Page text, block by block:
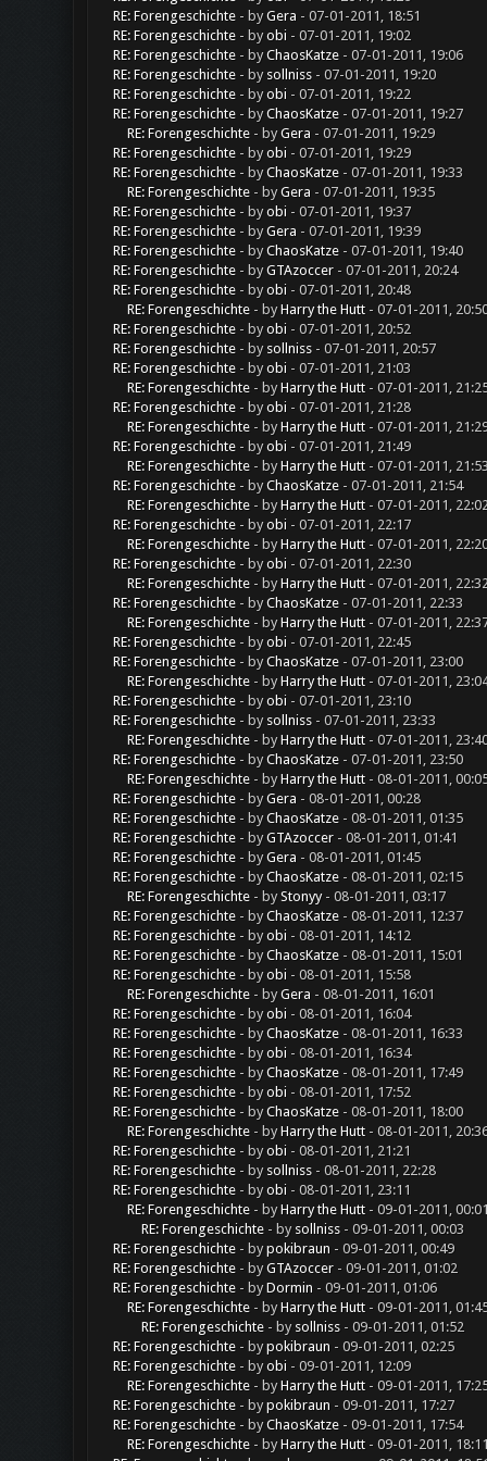
RE: Forengeschichte - byGera - 07-01-2011, 18:51
RE: Forengeschichte - byobi- 07-01-2011, 19:02
RE: Forengeschichte - byChaosKatze- 07-01-2011, 19:06
RE: Forengeschichte - by sollniss- 07-01-2011, 19:20
RE: Forengeschichte - byobi- 07-01-2011, 19:22
RE: Forengeschichte - byChaosKatze- 07-01-2011, 19:27
RE: Forengeschichte - byGera - 07-01-2011, 19:29
RE: Forengeschichte - byobi- 07-01-2011, 19:29
RE: Forengeschichte - byChaosKatze- 07-01-2011, 19:33
RE: Forengeschichte - byGera - 07-01-2011, 19:35
RE: Forengeschichte - byobi- 07-01-2011, 19:37
RE: Forengeschichte - byGera - 07-01-2011, 19:39
RE: Forengeschichte - byChaosKatze- 07-01-2011, 19:40
RE: Forengeschichte - byGTAzoccer- 07-01-2011, 20:24
RE: Forengeschichte - byobi- 07-01-2011, 20:48
RE: Forengeschichte - byHarry the Hutt- 07-01-2011,
RE: Forengeschichte - byobi- 07-01-2011, 20:52
RE: Forengeschichte - by sollniss- 07-01-2011, 20:57
RE: Forengeschichte - byobi- 07-01-2011, 21:03
RE: Forengeschichte - byHarry the Hutt- 07-01-2011,
RE: Forengeschichte - byobi- 07-01-2011, 21:28
RE: Forengeschichte - byHarry the Hutt- 07-01-2011,
RE: Forengeschichte - byobi- 07-01-2011, 21:49
RE: Forengeschichte - byHarry the Hutt- 07-01-2011, 21:53
RE: Forengeschichte - byChaosKatze- 07-01-2011, 21:54
RE: Forengeschichte - byHarry the Hutt- 07-01-2011,
RE: Forengeschichte - byobi- 07-01-2011, 22:17
RE: Forengeschichte - byHarry the Hutt- 07-01-2011,
RE: Forengeschichte - byobi- 07-01-2011, 22:30
RE: Forengeschichte - byHarry the Hutt- 07-01-2011,
RE: Forengeschichte - byChaosKatze- 07-01-2011, 22:33
RE: Forengeschichte - byHarry the Hutt- 07-01-2011,
RE: Forengeschichte - byobi- 07-01-2011, 22:45
RE: Forengeschichte - byChaosKatze- 07-01-2011, 23:00
RE: Forengeschichte - byHarry the Hutt- 07-01-2011,
RE: Forengeschichte - byobi- 07-01-2011, 23:10
RE: Forengeschichte - by sollniss- 07-01-2011, 23:33
RE: Forengeschichte - byHarry the Hutt- 07-01-2011,
RE: Forengeschichte - byChaosKatze- 07-01-2011, 23:50
RE: Forengeschichte - byHarry the Hutt- 08-01-2011,
RE: Forengeschichte - byGera - 08-01-2011, 00:28
RE: Forengeschichte - byChaosKatze- 08-01-2011, 01:35
RE: Forengeschichte - byGTAzoccer- 08-01-2011, 01:41
RE: Forengeschichte - byGera - 08-01-2011, 01:45
RE: Forengeschichte - byChaosKatze- 08-01-2011, 02:15
RE: Forengeschichte - byStonyy- 08-01-2011, 03:17
RE: Forengeschichte - byChaosKatze- 08-01-2011, 12:37
RE: Forengeschichte - byobi- 08-01-2011, 14:12
RE: Forengeschichte - byChaosKatze- 08-01-2011, 15:01
RE: Forengeschichte - byobi- 08-01-2011, 15:58
RE: Forengeschichte - byGera - 08-01-2011, 16:01
RE: Forengeschichte - byobi- 08-01-2011, 16:04
RE: Forengeschichte - byChaosKatze- 08-01-2011, 16:33
RE: Forengeschichte - byobi- 08-01-2011, 16:34
RE: Forengeschichte - byChaosKatze- 08-01-2011, 17:49
RE: Forengeschichte - byobi- 08-01-2011, 17:52
RE: Forengeschichte - byChaosKatze- 08-01-2011, 18:00
RE: Forengeschichte - byHarry the Hutt- 08-01-2011,
RE: Forengeschichte - byobi- 08-01-2011, 21:21
RE: Forengeschichte - by sollniss- 08-01-2011, 22:28
RE: Forengeschichte - byobi- 08-01-2011, 23:11
RE: Forengeschichte - byHarry the Hutt- 09-01-2011, 00:01
RE: Forengeschichte - by sollniss- 09-01-2011, 00:03
RE: Forengeschichte - bypokibraun - 09-01-2011, 00:49
RE: Forengeschichte - byGTAzoccer- 09-01-2011, 01:02
RE: Forengeschichte - byDormin - 09-01-2011, 01:06
RE: Forengeschichte - byHarry the Hutt- 09-01-2011,
RE: Forengeschichte - by sollniss- 09-01-2011, 01:52
RE: Forengeschichte - bypokibraun - 09-01-2011, 02:25
RE: Forengeschichte - byobi- 09-01-2011, 12:09
RE: Forengeschichte - byHarry the Hutt- 09-01-2011,
RE: Forengeschichte - bypokibraun - 09-01-2011, 17:27
RE: Forengeschichte - byChaosKatze- 09-01-2011, 17:54
RE: Forengeschichte - byHarry the Hutt- 09-01-2011, 18:11